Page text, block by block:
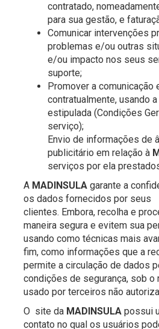
contratado,
para sua gestão, e
Comunicar intervenções
problemas e/ou outras
e/ou impacto nos seus
suporte;
Promover a comunicação
contratualmente, usando a
estipulada (Condições
serviço);
Envio de informações de
publicitário em relação à
serviços por ela
AMADINSULA garante a
os dados fornecidos por seus
clientes. Embora, recolha e
maneira segura e evitem sua
usando como técnicas mais
fim, como informações que a
permite a circulação de dados
condições de segurança, sob
usado por terceiros não
O site da MADINSULApossui
contato no qual os usuários